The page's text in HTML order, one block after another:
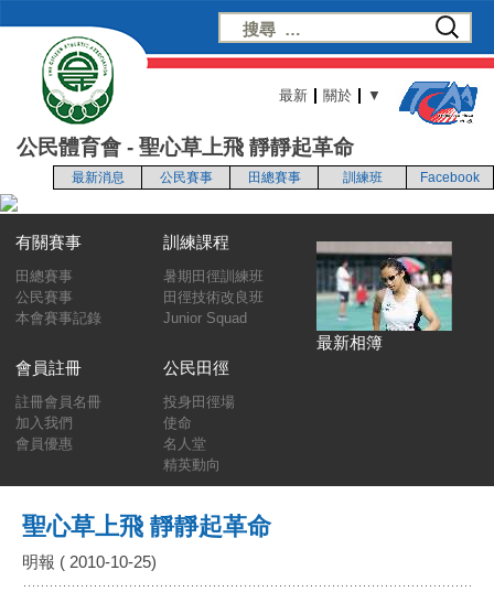
最新 關於 ▼
公民體育會 - 聖心草上飛 靜靜起革命
Facebook
訓練班
田總賽事
公民賽事
最新消息
有關賽事
田總賽事
公民賽事
本會賽事記錄
訓練課程
暑期田徑訓練班
田徑技術改良班
Junior Squad
最新相簿
會員註冊
註冊會員名冊
加入我們
會員優惠
公民田徑
投身田徑場
使命
名人堂
精英動向
聖心草上飛 靜靜起革命
明報 ( 2010-10-25)